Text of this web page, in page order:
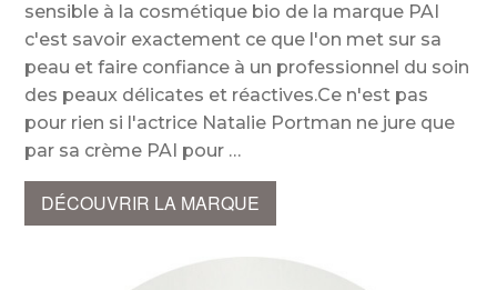
sensible à la cosmétique bio de la marque PAI
c'est savoir exactement ce que l'on met sur sa
peau et faire confiance à un professionnel du soin
des peaux délicates et réactives.Ce n'est pas
pour rien si l'actrice Natalie Portman ne jure que
par sa crème PAI pour
DÉCOUVRIR LA MARQUE